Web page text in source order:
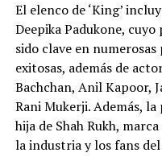
El elenco de ‘King’
Deepika Padukone,
sido clave en
exitosas, además de
Bachchan, Anil Kapoor,
Rani Mukerji. Además,
hija de Shah Rukh,
la industria y los fans